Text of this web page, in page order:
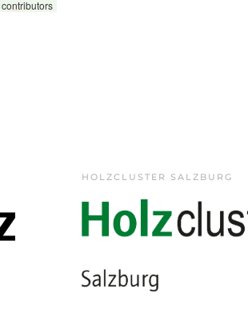
contributors
HOLZCLUSTER SALZBURG